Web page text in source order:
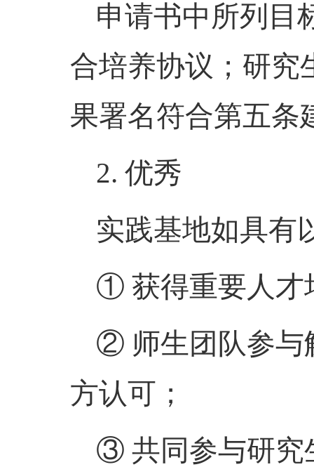
申请书中所列目
合培养协议；研究
果署名符合第五条
2. 优秀
实践基地如具有
① 获得重要人才
② 师生团队参与
方认可；
③ 共同参与研究